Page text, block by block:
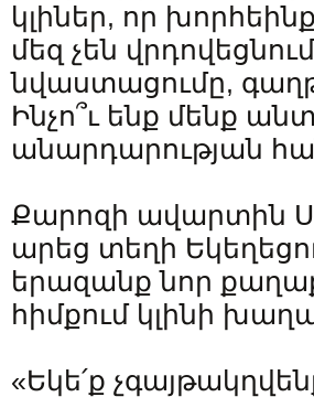
կլիներ, որ
մեզ չեն
նվաստացումը,
Ինչո՞ւ ենք մենք
անարդարության
Քարոզի ավարտին
արեց տեղի
երազանք նոր
հիմքում կլինի
«Եկե՛ք